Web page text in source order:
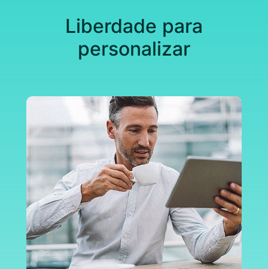
Liberdade para
personalizar